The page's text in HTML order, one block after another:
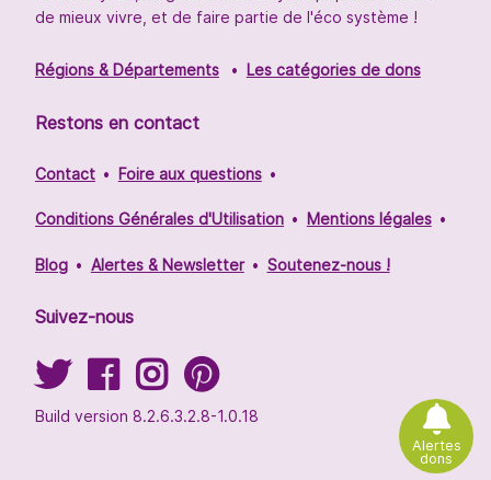
Alertes
dons
de mieux vivre, et de faire partie de l'éco système !
Régions & Départements Les catégories de dons
Restons en contact
Contact Foire aux questions
Conditions Générales d'Utilisation Mentions légales
Blog Alertes & Newsletter Soutenez-nous !
Suivez-nous
Build version 8.2.6.3.2.8-1.0.18